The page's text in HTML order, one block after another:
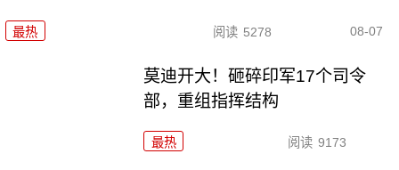
最热 阅读 5278 08-07
莫迪开大！砸碎印军17个司令
部，重组指挥结构
最热 阅读 9173